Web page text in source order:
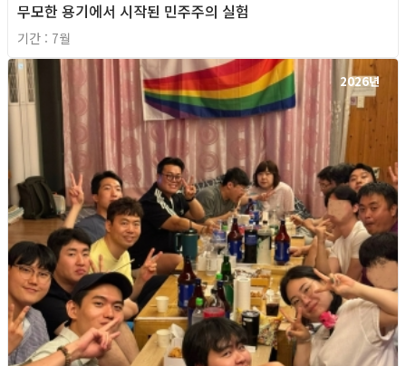
무모한 용기에서 시작된 민주주의 실험
기간 : 7월
2026년